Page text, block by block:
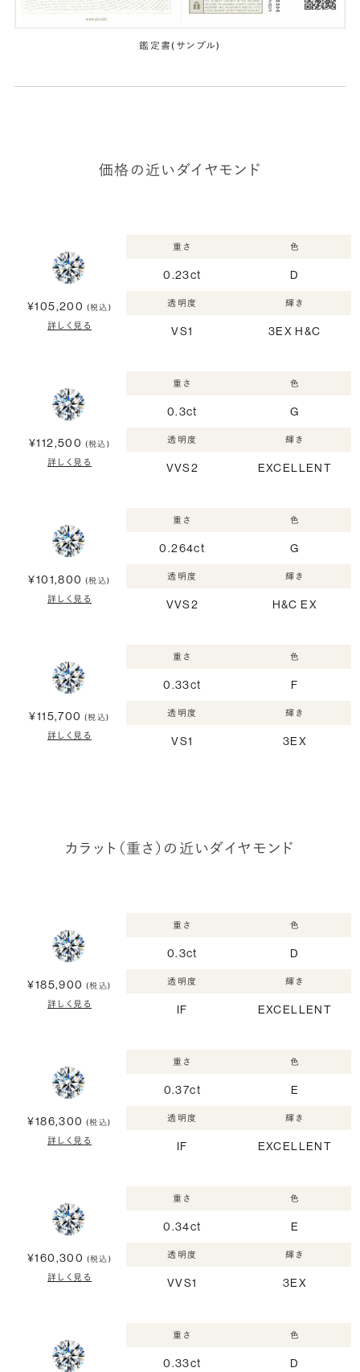
鑑定書(サンプル)
価格の近いダイヤモンド
¥105,200 (税込)
詳しく見る
重さ
0.23ct
色
D
透明度
VS1
輝き
3EX H&C
¥112,500 (税込)
詳しく見る
重さ
0.3ct
色
G
透明度
VVS2
輝き
EXCELLENT
¥101,800 (税込)
詳しく見る
重さ
0.264ct
色
G
透明度
VVS2
輝き
H&C EX
¥115,700 (税込)
詳しく見る
重さ
0.33ct
色
F
透明度
VS1
輝き
3EX
カラット（重さ）の近いダイヤモンド
¥185,900 (税込)
詳しく見る
重さ
0.3ct
色
D
透明度
IF
輝き
EXCELLENT
¥186,300 (税込)
詳しく見る
重さ
0.37ct
色
E
透明度
IF
輝き
EXCELLENT
¥160,300 (税込)
詳しく見る
重さ
0.34ct
色
E
透明度
VVS1
輝き
3EX
重さ
0.33ct
色
D